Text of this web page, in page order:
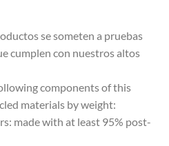
se someten a pruebas
cumplen con nuestros altos
components of this
materials by weight:
made with at least 95% post-